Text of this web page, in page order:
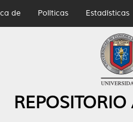
de Políticas Estadísticas